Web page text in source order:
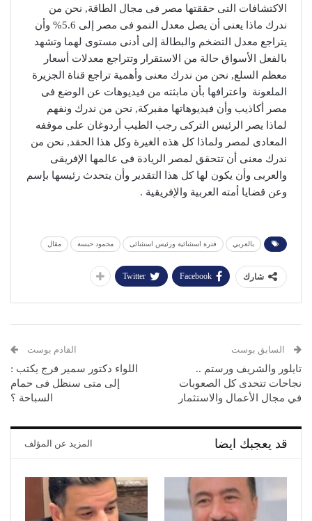
الاكتشافات التى حققتها مصر فى مجال الطاقة, نحن من
ندرك ماذا يعنى أن يصل معدل النمو فى مصر إلى 5.6% وأن
يتراجع معدل التضخم والبطالة إلى أدنى مستوى لهما وتشهد
بالفعل الأسواق حالة من الاستقرار وتتراجع معدلات أسعار
معظم السلع, نحن من ندرك معنى وأهمية تراجع قناة الجزيرة
الملعونة واعترافها بأن مابثته من فيديوهات عن الوضع فى
مصر أكاذيب وأن فيديوهاتها مفبركة, نحن من ندرك ونفهم
لماذا يصر الرئيس التركى رجب الطيب أردوغان على موقفه
المعادى لمصر ولماذا كل هذه الغيرة وكل هذا الحقد, نحن من
ندرك معنى أن تتحقق لمصر الريادة فى عالمها الإفريقى
والعربى وأن يكون لها كل هذا التقدير وأن يتحدث رئيسها بإسم
وعن قضايا أمته العربية والإفريقية .
بالعربي فترة استثنائية ورئيس استثنائى محمود حبسة مقال
شارك Facebook
Twitter
السابق بوست
تايلور والشريف ورستم ..
نجاحات تتحدى كل الصعوبات
في مجال الأعمال والاستثمار
القادم بوست
اللواء دكتور سمير فرج يكتب :
إلى متى سنظل فى حمام
السباحة ؟
قد يعجبك ايضا المزيد عن المؤلف